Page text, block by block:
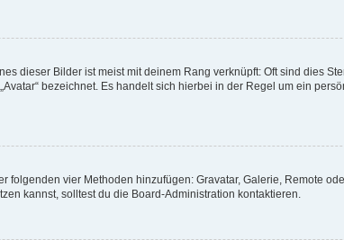
dieser Bilder ist meist mit deinem Rang verknüpft: Oft sind dies
bezeichnet. Es handelt sich hierbei in der Regel um ein
folgenden vier Methoden hinzufügen: Gravatar, Galerie, Remote
kannst, solltest du die Board-Administration kontaktieren.